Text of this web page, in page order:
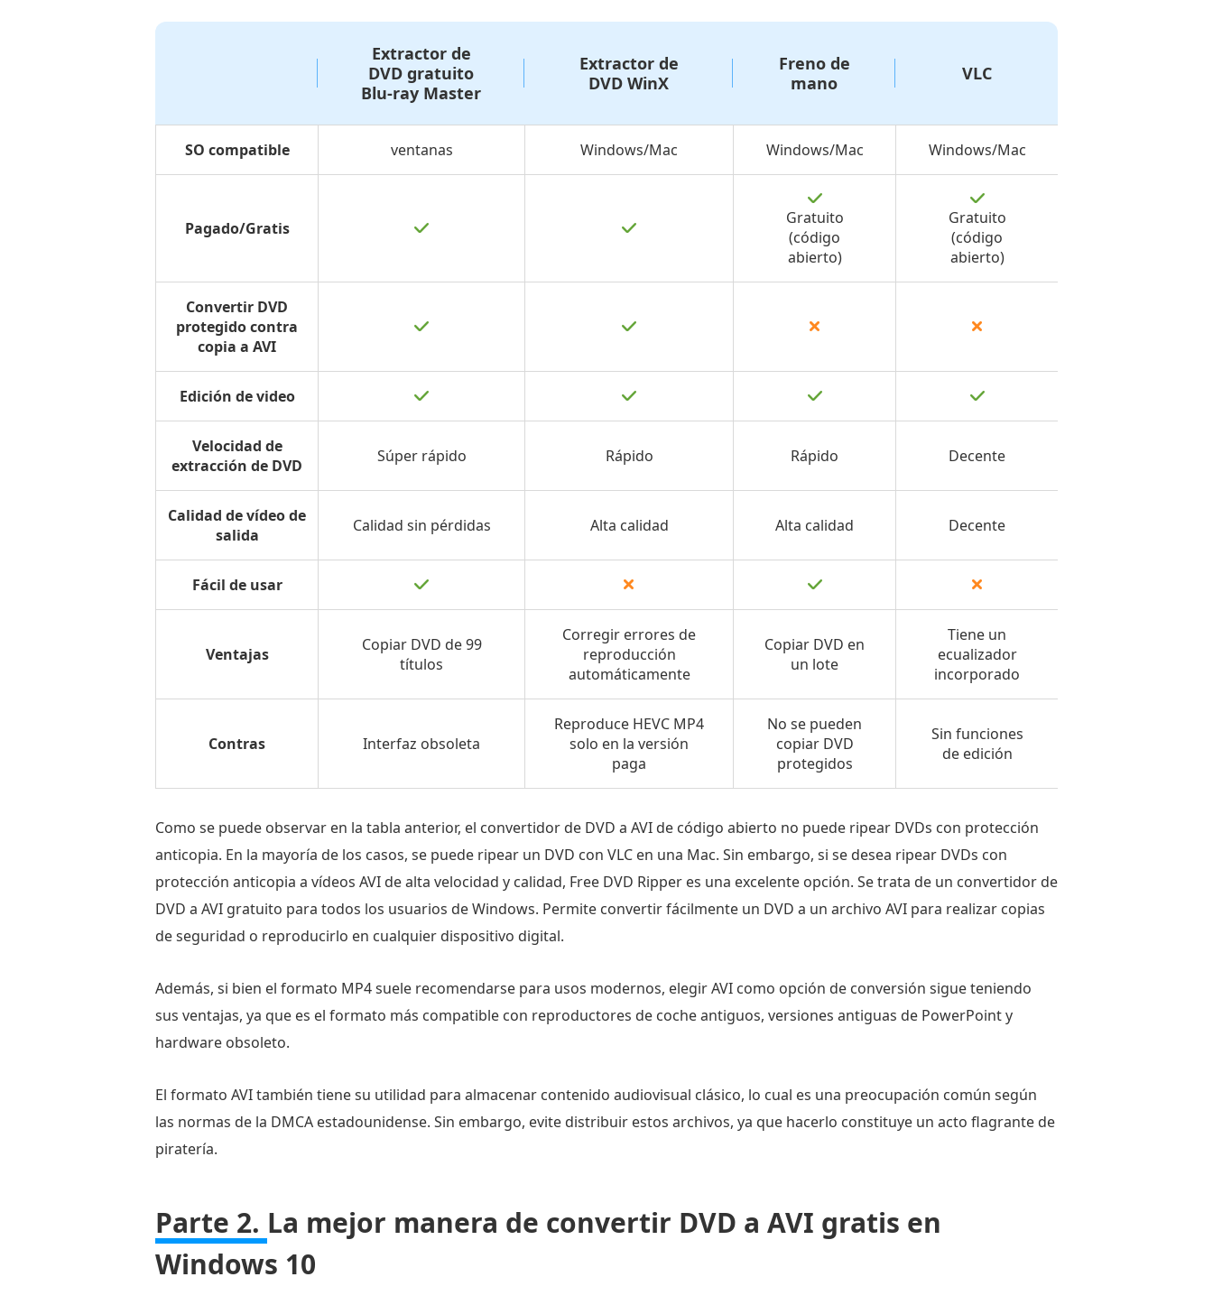
Extractor de
DVD gratuito
Blu-ray Master
Extractor de
DVD WinX
Freno de
mano
VLC
SO compatible ventanas Windows/Mac Windows/Mac Windows/Mac
Pagado/Gratis
Gratuito
(código
abierto)
Gratuito
(código
abierto)
Convertir DVD
protegido contra
copia a AVI
Edición de video
Velocidad de
extracción de DVD
Súper rápido Rápido Rápido Decente
Calidad de vídeo de
salida
Calidad sin pérdidas Alta calidad Alta calidad Decente
Fácil de usar
Ventajas
Copiar DVD de 99
títulos
Corregir errores de
reproducción
automáticamente
Copiar DVD en
un lote
Tiene un
ecualizador
incorporado
Contras Interfaz obsoleta
Reproduce HEVC MP4
solo en la versión
paga
No se pueden
copiar DVD
protegidos
Sin funciones
de edición
Como se puede observar en la tabla anterior, el convertidor de DVD a AVI de código abierto no puede ripear DVDs con protección
anticopia. En la mayoría de los casos, se puede ripear un DVD con VLC en una Mac. Sin embargo, si se desea ripear DVDs con
protección anticopia a vídeos AVI de alta velocidad y calidad, Free DVD Ripper es una excelente opción. Se trata de un convertidor de
DVD a AVI gratuito para todos los usuarios de Windows. Permite convertir fácilmente un DVD a un archivo AVI para realizar copias
de seguridad o reproducirlo en cualquier dispositivo digital.
Además, si bien el formato MP4 suele recomendarse para usos modernos, elegir AVI como opción de conversión sigue teniendo
sus ventajas, ya que es el formato más compatible con reproductores de coche antiguos, versiones antiguas de PowerPoint y
hardware obsoleto.
El formato AVI también tiene su utilidad para almacenar contenido audiovisual clásico, lo cual es una preocupación común según
las normas de la DMCA estadounidense. Sin embargo, evite distribuir estos archivos, ya que hacerlo constituye un acto flagrante de
piratería.
Parte 2. La mejor manera de convertir DVD a AVI gratis en
Windows 10